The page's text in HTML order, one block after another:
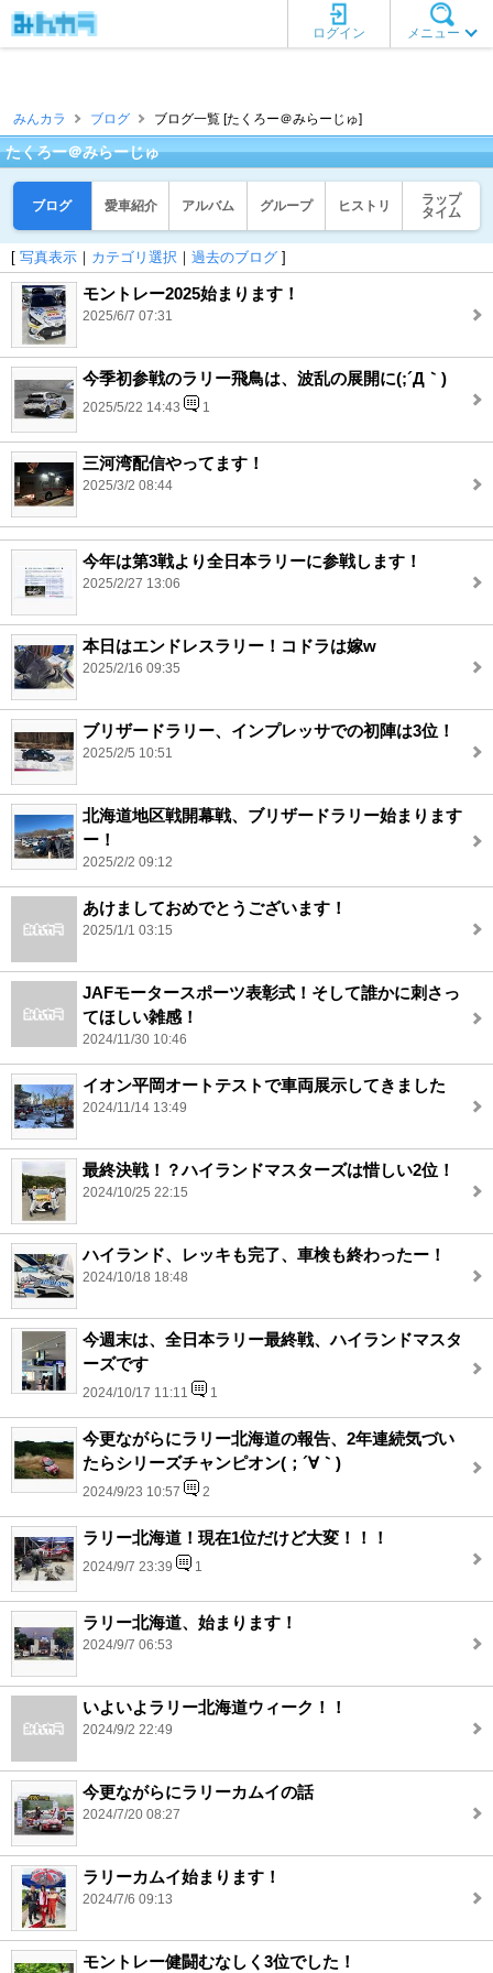
メニュー
ログイン
みんカラ ブログ ブログ一覧 [たくろー＠みらーじゅ]
たくろー＠みらーじゅ
ブログ 愛車紹介 アルバム グループ ヒストリ
ラップ
タイム
[ 写真表示 ｜ カテゴリ選択 ｜ 過去のブログ ]
モントレー2025始まります！
2025/6/7 07:31
今季初参戦のラリー飛鳥は、波乱の展開に(;´Д｀)
2025/5/22 14:43 1
三河湾配信やってます！
2025/3/2 08:44
今年は第3戦より全日本ラリーに参戦します！
2025/2/27 13:06
本日はエンドレスラリー！コドラは嫁w
2025/2/16 09:35
ブリザードラリー、インプレッサでの初陣は3位！
2025/2/5 10:51
北海道地区戦開幕戦、ブリザードラリー始まります
ー！
2025/2/2 09:12
あけましておめでとうございます！
2025/1/1 03:15
JAFモータースポーツ表彰式！そして誰かに刺さっ
てほしい雑感！
2024/11/30 10:46
イオン平岡オートテストで車両展示してきました
2024/11/14 13:49
最終決戦！？ハイランドマスターズは惜しい2位！
2024/10/25 22:15
ハイランド、レッキも完了、車検も終わったー！
2024/10/18 18:48
今週末は、全日本ラリー最終戦、ハイランドマスタ
ーズです
2024/10/17 11:11 1
今更ながらにラリー北海道の報告、2年連続気づい
たらシリーズチャンピオン(；´∀｀)
2024/9/23 10:57 2
ラリー北海道！現在1位だけど大変！！！
2024/9/7 23:39 1
ラリー北海道、始まります！
2024/9/7 06:53
いよいよラリー北海道ウィーク！！
2024/9/2 22:49
今更ながらにラリーカムイの話
2024/7/20 08:27
ラリーカムイ始まります！
2024/7/6 09:13
モントレー健闘むなしく3位でした！